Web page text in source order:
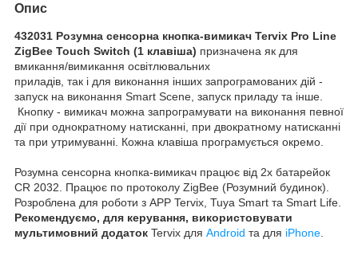
Опис
432031 Розумна сенсорна кнопка-вимикач Tervix Pro Line
ZigBee Touch Switch (1 клавіша) призначена як для
вмикання/вимикання освітлювальних
приладів, так і для виконання інших запрограмованих дій -
запуск на виконання Smart Scene, запуск приладу та інше.
Кнопку - вимикач можна запрограмувати на виконання певної
дії при однократному натисканні, при двократному натисканні
та при утримуванні. Кожна клавіша програмується окремо.
Розумна сенсорна кнопка-вимикач працює від 2х батарейок
CR 2032. Працює по протоколу ZigBee (Розумний будинок).
Розроблена для роботи з APP Tervix, Tuya Smart та Smart Life.
Рекомендуємо, для керування, використовувати
мультимовний додаток Tervix для Android та для iPhone